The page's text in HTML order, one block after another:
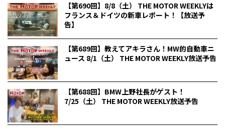
【第690回】8/8（土） THE MOTOR WEEKLYは
フランス＆ドイツの新車レポート！【放送予
告】
【第689回】教えてアキラさん！MW的自動車ニ
ュース 8/1（土） THE MOTOR WEEKLY放送予告
【第688回】BMW上野社長がゲスト！
7/25（土） THE MOTOR WEEKLY放送予告